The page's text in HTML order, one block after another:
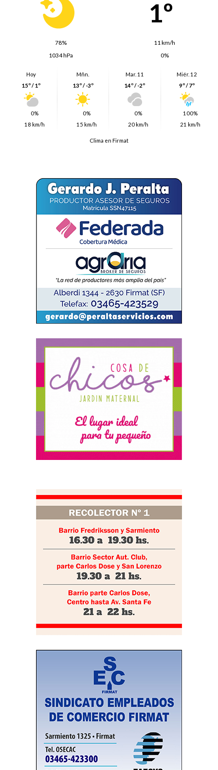
1º
78%
11 km/h
1034 hPa
0%
Hoy
15º / 1º
0%
18 km/h
Mñn.
13º / -3º
0%
15 km/h
Mar. 11
14º / -2º
0%
20 km/h
Miér. 12
9º / 7º
100%
21 km/h
Clima en Firmat